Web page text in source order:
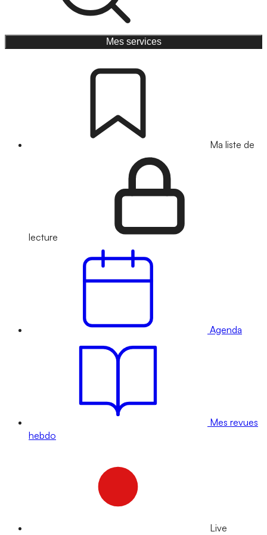
Mes services
Ma liste de
lecture
Agenda
Mes revues
hebdo
Live